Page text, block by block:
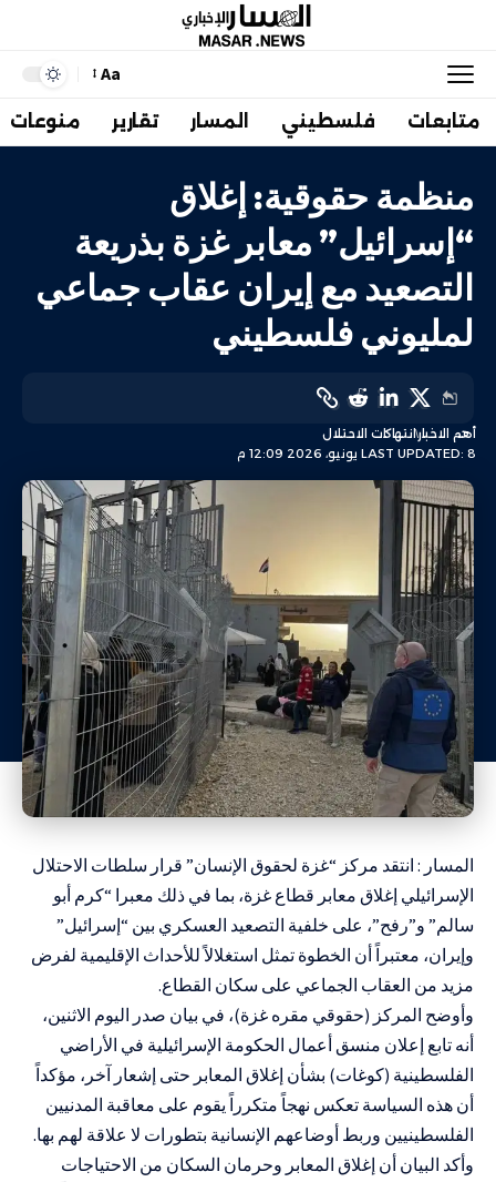
Aa
متابعات فلسطيني المسار تقارير منوعات
منظمة حقوقية: إغلاق
“إسرائيل” معابر غزة بذريعة
التصعيد مع إيران عقاب جماعي
لمليوني فلسطيني
LAST UPDATED: 8 يونيو، 2026 12:09 م
أهم الاخبارانتهاكات الاحتلال
المسار : انتقد مركز “غزة لحقوق الإنسان” قرار سلطات الاحتلال
الإسرائيلي إغلاق معابر قطاع غزة، بما في ذلك معبرا “كرم أبو
سالم” و”رفح”، على خلفية التصعيد العسكري بين “إسرائيل”
وإيران، معتبراً أن الخطوة تمثل استغلالاً للأحداث الإقليمية لفرض
مزيد من العقاب الجماعي على سكان القطاع.
وأوضح المركز (حقوقي مقره غزة)، في بيان صدر اليوم الاثنين،
أنه تابع إعلان منسق أعمال الحكومة الإسرائيلية في الأراضي
الفلسطينية (كوغات) بشأن إغلاق المعابر حتى إشعار آخر، مؤكداً
أن هذه السياسة تعكس نهجاً متكرراً يقوم على معاقبة المدنيين
الفلسطينيين وربط أوضاعهم الإنسانية بتطورات لا علاقة لهم بها.
وأكد البيان أن إغلاق المعابر وحرمان السكان من الاحتياجات